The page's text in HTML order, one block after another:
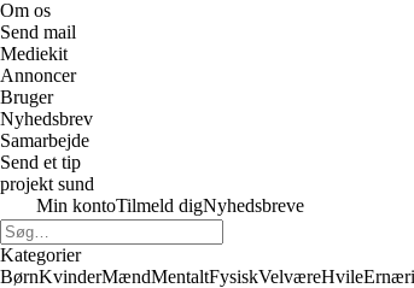
Om os
Send mail
Mediekit
Annoncer
Bruger
Nyhedsbrev
Samarbejde
Send et tip
projekt sund
Min kontoTilmeld digNyhedsbreve
Kategorier
BørnKvinderMændMentaltFysiskVelværeHvile